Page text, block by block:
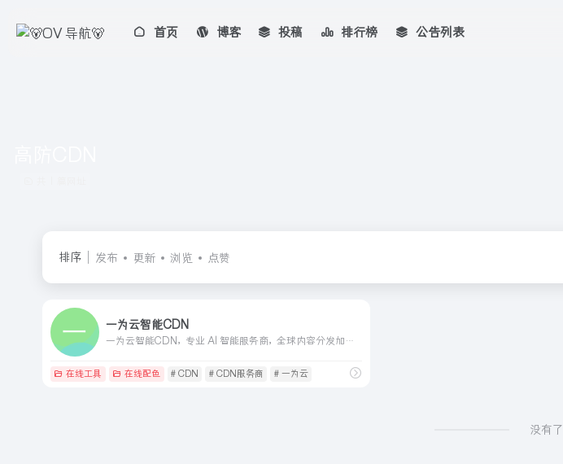
首页 博客 投稿 排行榜 公告列表
排序 发布 更新 浏览 点赞
一为云智能CDN
一为云智能CDN，专业 AI 智能服务商，全球内容分发加速服务平台，助力于站长加速孵化内容，立志成为国内优质的CDN服务商。
在线工具 在线配色 # CDN # CDN服务商 # 一为云
没有了